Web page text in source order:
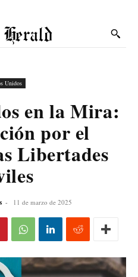
Unidos
en la Mira:
por el
Libertades
- 11 de marzo de 2025